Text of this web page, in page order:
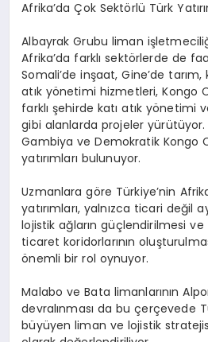
Afrika’da Çok Sektörlü Türk
Albayrak Grubu liman
Afrika’da farklı sektörlerde de
Somali’de inşaat, Gine’de
atık yönetimi hizmetleri, Kongo
farklı şehirde katı atık yönetimi
gibi alanlarda projeler yürütüyor.
Gambiya ve Demokratik Kongo
yatırımları bulunuyor.
Uzmanlara göre Türkiye’nin
yatırımları, yalnızca ticari değil
lojistik ağların güçlendirilmesi ve
ticaret koridorlarının
önemli bir rol oynuyor.
Malabo ve Bata limanlarının
devralınması da bu çerçevede
büyüyen liman ve lojistik